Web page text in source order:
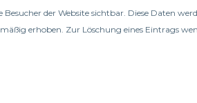
der Website sichtbar. Diese Daten
erhoben. Zur Löschung eines Eintrags